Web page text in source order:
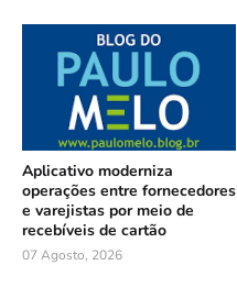
Aplicativo moderniza
operações entre fornecedores
e varejistas por meio de
recebíveis de cartão
07 Agosto, 2026